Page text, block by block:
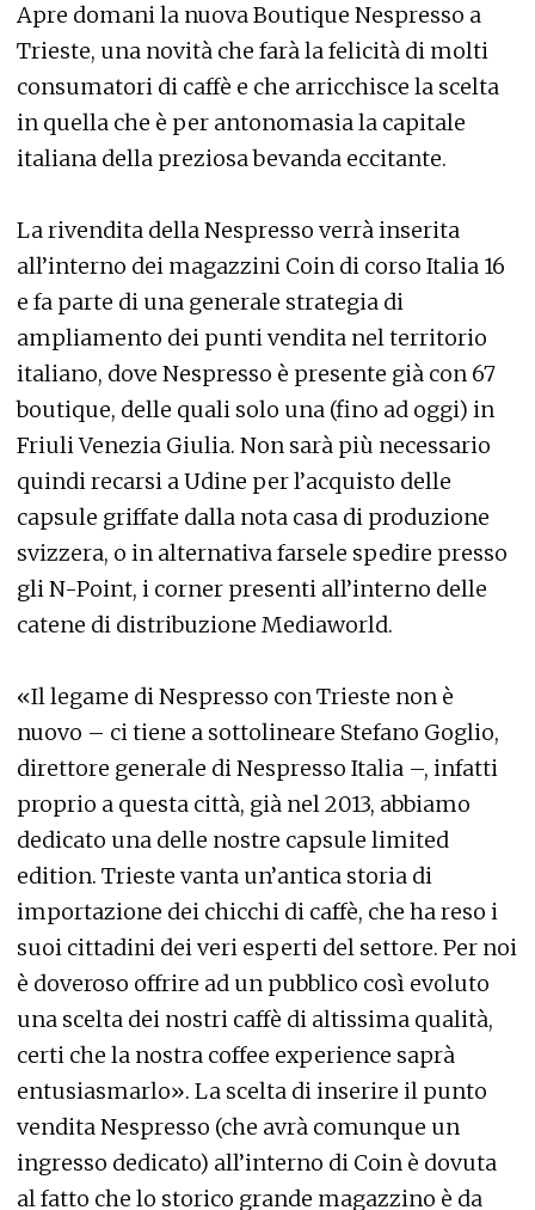
Apre domani la nuova Boutique Nespresso a
Trieste, una novità che farà la felicità di molti
consumatori di caffè e che arricchisce la scelta
in quella che è per antonomasia la capitale
italiana della preziosa bevanda eccitante.
La rivendita della Nespresso verrà inserita
all’interno dei magazzini Coin di corso Italia 16
e fa parte di una generale strategia di
ampliamento dei punti vendita nel territorio
italiano, dove Nespresso è presente già con 67
boutique, delle quali solo una (fino ad oggi) in
Friuli Venezia Giulia. Non sarà più necessario
quindi recarsi a Udine per l’acquisto delle
capsule griffate dalla nota casa di produzione
svizzera, o in alternativa farsele spedire presso
gli N-Point, i corner presenti all’interno delle
catene di distribuzione Mediaworld.
«Il legame di Nespresso con Trieste non è
nuovo – ci tiene a sottolineare Stefano Goglio,
direttore generale di Nespresso Italia –, infatti
proprio a questa città, già nel 2013, abbiamo
dedicato una delle nostre capsule limited
edition. Trieste vanta un’antica storia di
importazione dei chicchi di caffè, che ha reso i
suoi cittadini dei veri esperti del settore. Per noi
è doveroso offrire ad un pubblico così evoluto
una scelta dei nostri caffè di altissima qualità,
certi che la nostra coffee experience saprà
entusiasmarlo». La scelta di inserire il punto
vendita Nespresso (che avrà comunque un
ingresso dedicato) all’interno di Coin è dovuta
al fatto che lo storico grande magazzino è da